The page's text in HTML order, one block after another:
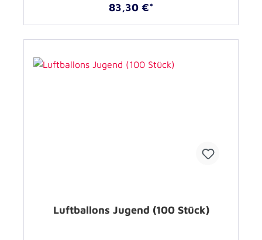
83,30 €*
Luftballons Jugend (100 Stück)